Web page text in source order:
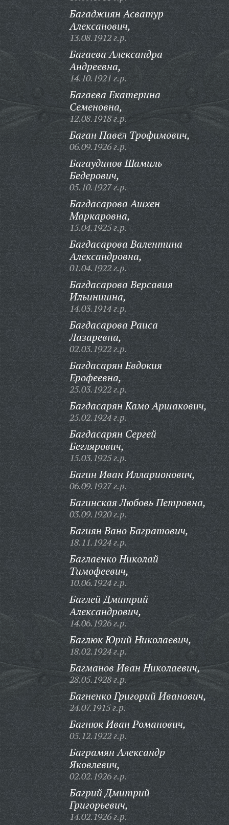
Багаджиян Асватур
Алексанович,
13.08.1912 г.р.
Багаева Александра
Андреевна,
14.10.1921 г.р.
Багаева Екатерина
Семеновна,
12.08.1918 г.р.
Баган Павел Трофимович,
06.09.1926 г.р.
Багаудинов Шамиль
Бедерович,
05.10.1927 г.р.
Багдасарова Ашхен
Маркаровна,
15.04.1925 г.р.
Багдасарова Валентина
Александровна,
01.04.1922 г.р.
Багдасарова Версавия
Ильинишна,
14.03.1914 г.р.
Багдасарова Раиса
Лазаревна,
02.03.1922 г.р.
Багдасарян Евдокия
Ерофеевна,
25.03.1922 г.р.
Багдасарян Камо Аршакович,
25.02.1924 г.р.
Багдасарян Сергей
Беглярович,
15.03.1925 г.р.
Багин Иван Илларионович,
06.09.1927 г.р.
Багинская Любовь Петровна,
03.09.1920 г.р.
Багиян Вано Багратович,
18.11.1924 г.р.
Баглаенко Николай
Тимофеевич,
10.06.1924 г.р.
Баглей Дмитрий
Александрович,
14.06.1926 г.р.
Баглюк Юрий Николаевич,
18.02.1924 г.р.
Багманов Иван Николаевич,
28.05.1928 г.р.
Багненко Григорий Иванович,
24.07.1915 г.р.
Багнюк Иван Романович,
05.12.1922 г.р.
Баграмян Александр
Яковлевич,
02.02.1926 г.р.
Багрий Дмитрий
Григорьевич,
14.02.1926 г.р.